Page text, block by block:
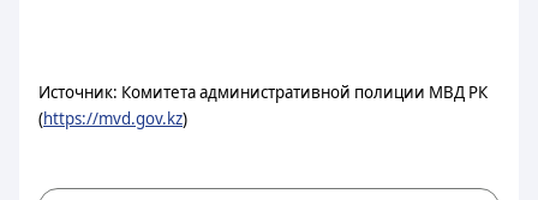
Источник: Комитета административной полиции МВД РК
(https://mvd.gov.kz)